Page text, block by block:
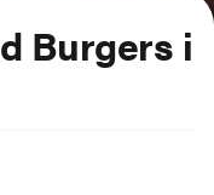
Burgers i